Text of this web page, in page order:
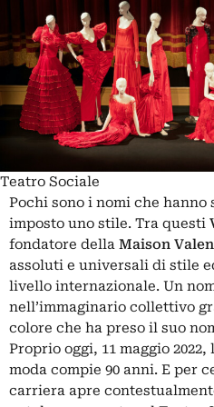
Teatro Sociale
Pochi sono i nomi che hanno
imposto uno stile. Tra questi
fondatore della Maison
assoluti e universali di stile
livello internazionale. Un
nell’immaginario collettivo
colore che ha preso il suo
Proprio oggi, 11 maggio
moda compie 90 anni. E per
carriera apre